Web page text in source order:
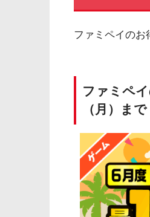
ファミペイのお
ファミペ
（月）ま